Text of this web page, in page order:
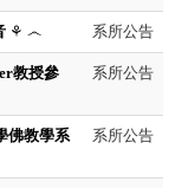
⚘ ෴ 系所公告
教授參
系所公告
佛教學系
系所公告